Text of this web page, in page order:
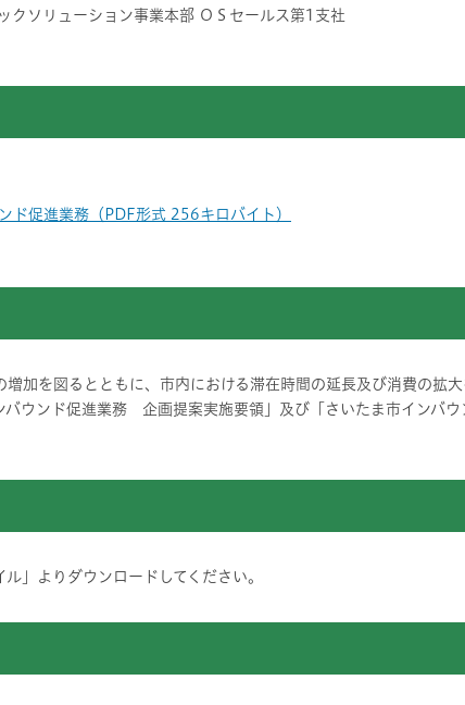
クソリューション事業本部 ＯＳセールス第1支社
ド促進業務（PDF形式 256キロバイト）
加を図るとともに、市内における滞在時間の延長及び消費の拡
バウンド促進業務 企画提案実施要領」及び「さいたま市インバ
」よりダウンロードしてください。